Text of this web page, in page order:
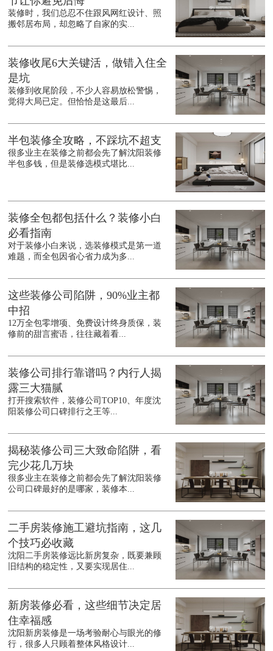
装修时，我们总忍不住跟风网红设计、照
搬邻居布局，却忽略了自家的实...
装修收尾6大关键活，做错入住全
是坑
装修到收尾阶段，不少人容易放松警惕，
觉得大局已定。但恰恰是这最后...
半包装修全攻略，不踩坑不超支
很多业主在装修之前都会先了解沈阳装修
半包多钱，但是装修选模式堪比...
装修全包都包括什么？装修小白
必看指南
对于装修小白来说，选装修模式是第一道
难题，而全包因省心省力成为多...
这些装修公司陷阱，90%业主都
中招
12万全包零增项、免费设计终身质保，装
修前的甜言蜜语，往往藏着看...
装修公司排行靠谱吗？内行人揭
露三大猫腻
打开搜索软件，装修公司TOP10、年度沈
阳装修公司口碑排行之王等...
揭秘装修公司三大致命陷阱，看
完少花几万块
很多业主在装修之前都会先了解沈阳装修
公司口碑最好的是哪家，装修本...
二手房装修施工避坑指南，这几
个技巧必收藏
沈阳二手房装修远比新房复杂，既要兼顾
旧结构的稳定性，又要实现居住...
新房装修必看，这些细节决定居
住幸福感
沈阳新房装修是一场考验耐心与眼光的修
行，很多人只顾着整体风格设计...